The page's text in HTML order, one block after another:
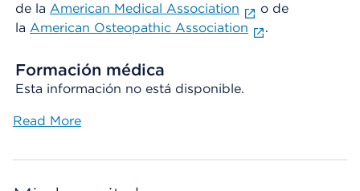
de la American Medical Association
o de
la American Osteopathic Association .
Formación médica
Esta información no está disponible.
Read More